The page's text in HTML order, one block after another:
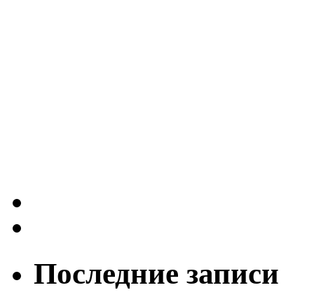
Последние записи